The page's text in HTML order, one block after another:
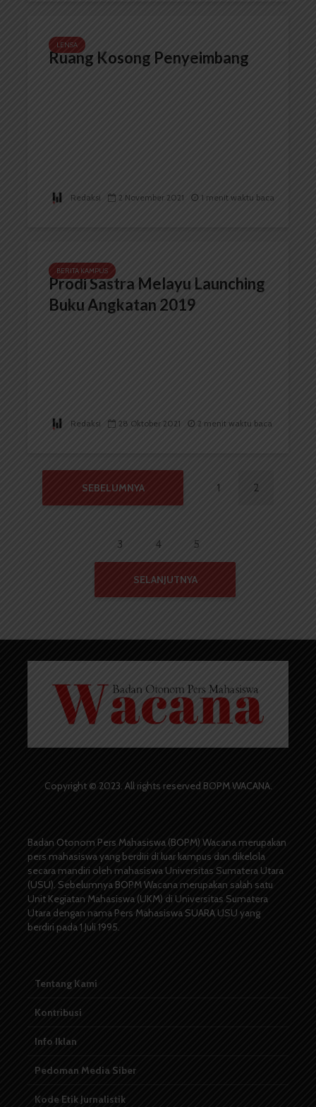
LENSA
Ruang Kosong Penyeimbang
Redaksi 2 November 2021 1 menit waktu baca
BERITA KAMPUS
Prodi Sastra Melayu Launching
Buku Angkatan 2019
Redaksi 28 Oktober 2021 2 menit waktu baca
SEBELUMNYA 1 2
3 4 5
SELANJUTNYA
Copyright © 2023. All rights reserved BOPM WACANA.
Badan Otonom Pers Mahasiswa (BOPM) Wacana merupakan
pers mahasiswa yang berdiri di luar kampus dan dikelola
secara mandiri oleh mahasiswa Universitas Sumatera Utara
(USU). Sebelumnya BOPM Wacana merupakan salah satu
Unit Kegiatan Mahasiswa (UKM) di Universitas Sumatera
Utara dengan nama Pers Mahasiswa SUARA USU yang
berdiri pada 1 Juli 1995.
Tentang Kami
Kontribusi
Info Iklan
Pedoman Media Siber
Kode Etik Jurnalistik